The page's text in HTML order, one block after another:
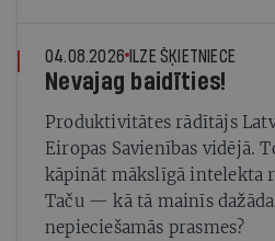
04.08.2026 ILZE ŠĶIETNIECE
Nevajag baidīties!
Produktivitātes rādītājs
Eiropas Savienības vidējā.
kāpināt mākslīgā intelekta
Taču — kā tā mainīs
nepieciešamās prasmes?